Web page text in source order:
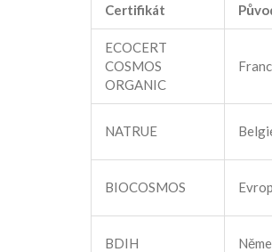
Certifikát
ECOCERT
COSMOS
ORGANIC
NATRUE
BIOCOSMOS
BDIH